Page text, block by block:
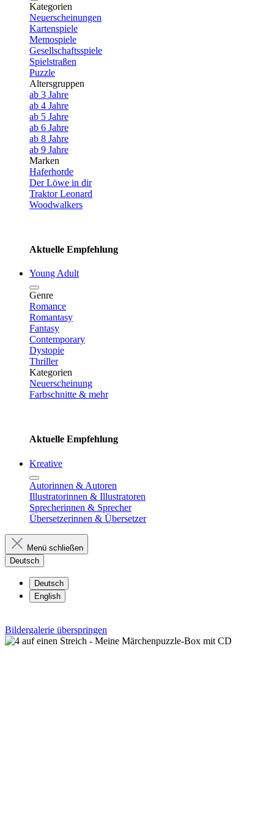
Kategorien
Neuerscheinungen
Kartenspiele
Memospiele
Gesellschaftsspiele
Spielstraßen
Puzzle
Altersgruppen
ab 3 Jahre
ab 4 Jahre
ab 5 Jahre
ab 6 Jahre
ab 8 Jahre
ab 9 Jahre
Marken
Haferhorde
Der Löwe in dir
Traktor Leonard
Woodwalkers
Aktuelle Empfehlung
Young Adult
Genre
Romance
Romantasy
Fantasy
Contemporary
Dystopie
Thriller
Kategorien
Neuerscheinung
Farbschnitte & mehr
Aktuelle Empfehlung
Kreative
Autorinnen & Autoren
Illustratorinnen & Illustratoren
Sprecherinnen & Sprecher
Übersetzerinnen & Übersetzer
Menü schließen
Deutsch
Deutsch
English
Bildergalerie überspringen